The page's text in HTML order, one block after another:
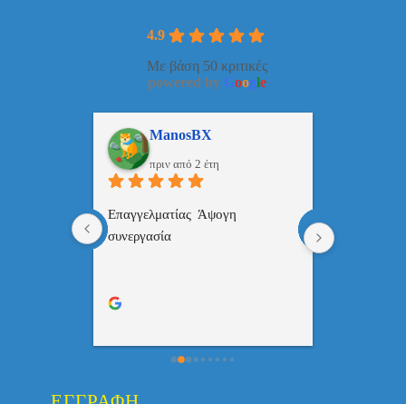
4.9
Με βάση 50 κριτικές
powered by Google
ManosBX
πριν από 2 έτη
Επαγγελματίας  Άψογη
συνεργασία